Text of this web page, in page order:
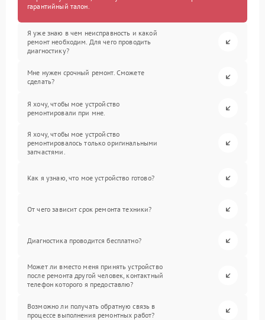
гарантийный талон.
Я уже знаю в чем неисправность и какой
ремонт необходим. Для чего проводить
диагностику?
Мне нужен срочный ремонт. Сможете
сделать?
Я хочу, чтобы мое устройство
ремонтировали при мне.
Я хочу, чтобы мое устройство
ремонтировалось только оригинальными
запчастями.
Как я узнаю, что мое устройство готово?
От чего зависит срок ремонта техники?
Диагностика проводится бесплатно?
Может ли вместо меня принять устройство
после ремонта другой человек, контактный
телефон которого я предоставлю?
Возможно ли получать обратную связь в
процессе выполнения ремонтных работ?